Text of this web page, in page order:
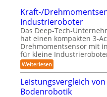
i
s
n
a
h
e
A
u
r
e
f
f
2
0
2
6
-
S
y
s
t
e
m
m
p
a
k
t
e
s
3
D
Kraft-/
Industrieroboter
Das Deep-Tech-
hat einen kompakten 3-
Drehmomentsensor mit
für kleine
Weiterlesen:
K
a
f
Leistungsvergleich
Bodenrobotik